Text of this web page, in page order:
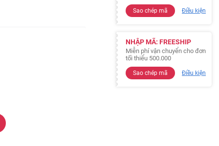
Sao chép mã Điều kiện
NHẬP MÃ: FREESHIP
Miễn phí vận chuyển cho đơn
tối thiểu 500.000
Sao chép mã Điều kiện